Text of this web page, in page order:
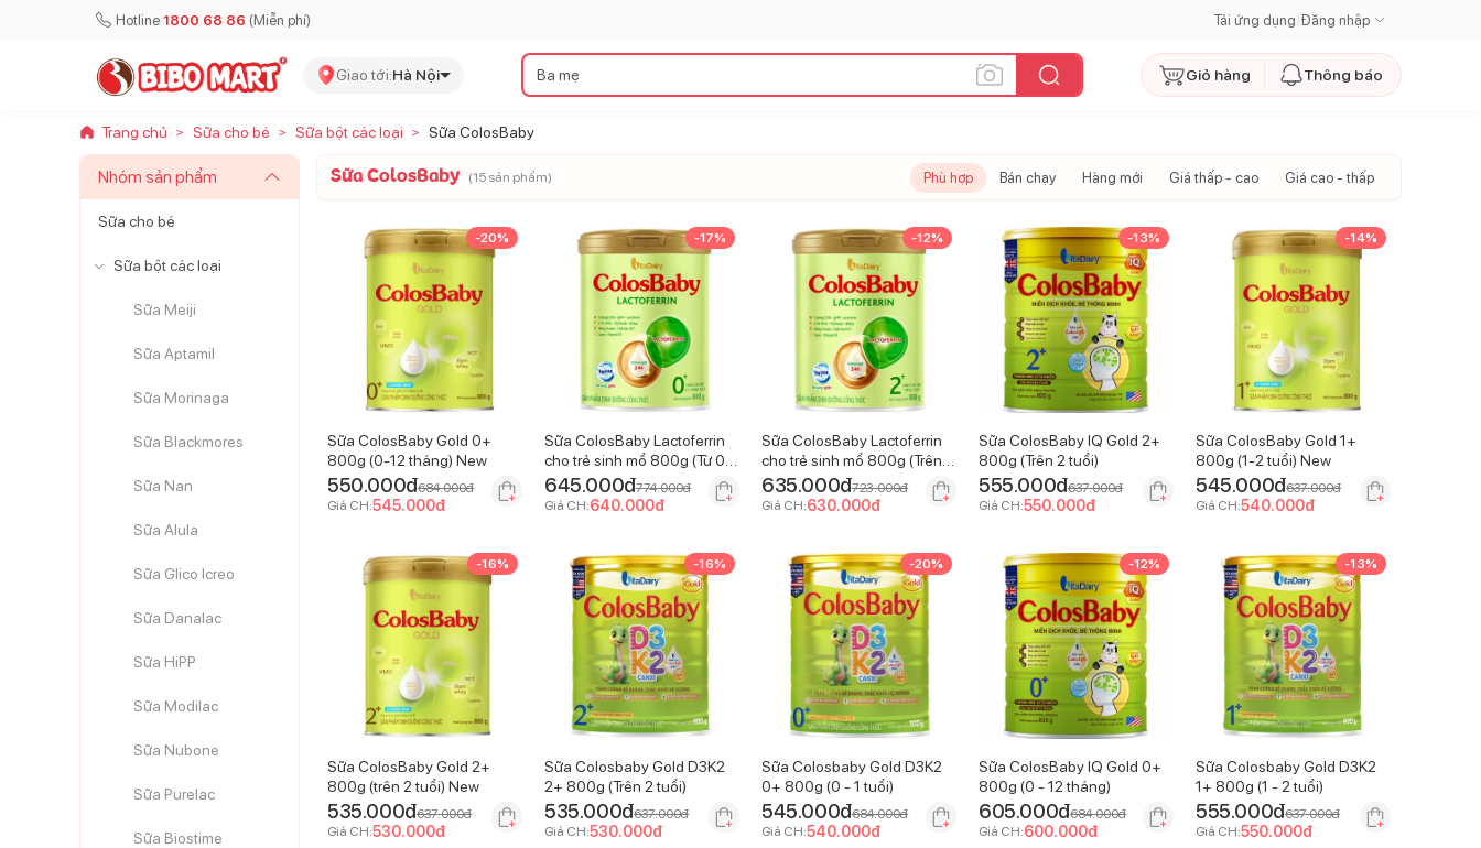
Hotline 1800 68 86 (Miễn phí) Tải ứng dụng Đăng nhập
Giao tới:Hà Nội Giỏ hàng Thông báo
Trang chủ > Sữa cho bé > Sữa bột các loại > Sữa ColosBaby
Nhóm sản phẩm
Sữa cho bé
Sữa bột các loại
Sữa Meiji
Sữa Aptamil
Sữa Morinaga
Sữa Blackmores
Sữa Nan
Sữa Alula
Sữa Glico Icreo
Sữa Danalac
Sữa HiPP
Sữa Modilac
Sữa Nubone
Sữa Purelac
Sữa Biostime
Sữa ColosBaby (15 sản phẩm) Phù hợp Bán chạy Hàng mới Giá thấp - cao Giá cao - thấp
-20%
Sữa ColosBaby Gold 0+
800g (0-12 tháng) New
550.000đ684.000đ
Giá CH:545.000đ
-17%
Sữa ColosBaby Lactoferrin
cho trẻ sinh mổ 800g (Từ 0 -
12 tháng)
645.000đ774.000đ
Giá CH:640.000đ
-12%
Sữa ColosBaby Lactoferrin
cho trẻ sinh mổ 800g (Trên 2
tuổi)
635.000đ723.000đ
Giá CH:630.000đ
-13%
Sữa ColosBaby IQ Gold 2+
800g (Trên 2 tuổi)
555.000đ637.000đ
Giá CH:550.000đ
-14%
Sữa ColosBaby Gold 1+
800g (1-2 tuổi) New
545.000đ637.000đ
Giá CH:540.000đ
-16%
Sữa ColosBaby Gold 2+
800g (trên 2 tuổi) New
535.000đ637.000đ
Giá CH:530.000đ
-16%
Sữa Colosbaby Gold D3K2
2+ 800g (Trên 2 tuổi)
535.000đ637.000đ
Giá CH:530.000đ
-20%
Sữa Colosbaby Gold D3K2
0+ 800g (0 - 1 tuổi)
545.000đ684.000đ
Giá CH:540.000đ
-12%
Sữa ColosBaby IQ Gold 0+
800g (0 - 12 tháng)
605.000đ684.000đ
Giá CH:600.000đ
-13%
Sữa Colosbaby Gold D3K2
1+ 800g (1 - 2 tuổi)
555.000đ637.000đ
Giá CH:550.000đ